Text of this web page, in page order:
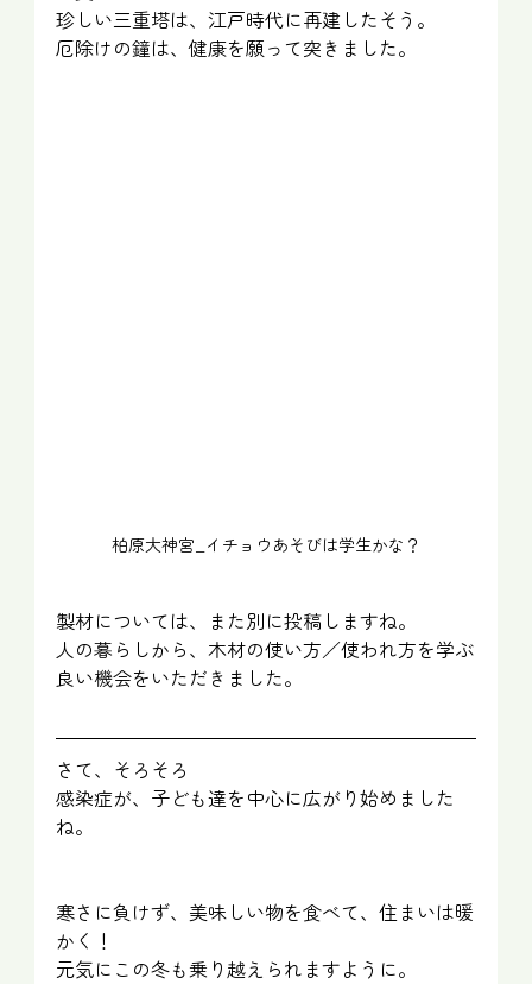
珍しい三重塔は、江戸時代に再建したそう。
厄除けの鐘は、健康を願って突きました。
柏原大神宮_イチョウあそびは学生かな？
製材については、また別に投稿しますね。
人の暮らしから、木材の使い方／使われ方を学ぶ
良い機会をいただきました。
さて、そろそろ
感染症が、子ども達を中心に広がり始めました
ね。
寒さに負けず、美味しい物を食べて、住まいは暖
かく！
元気にこの冬も乗り越えられますように。